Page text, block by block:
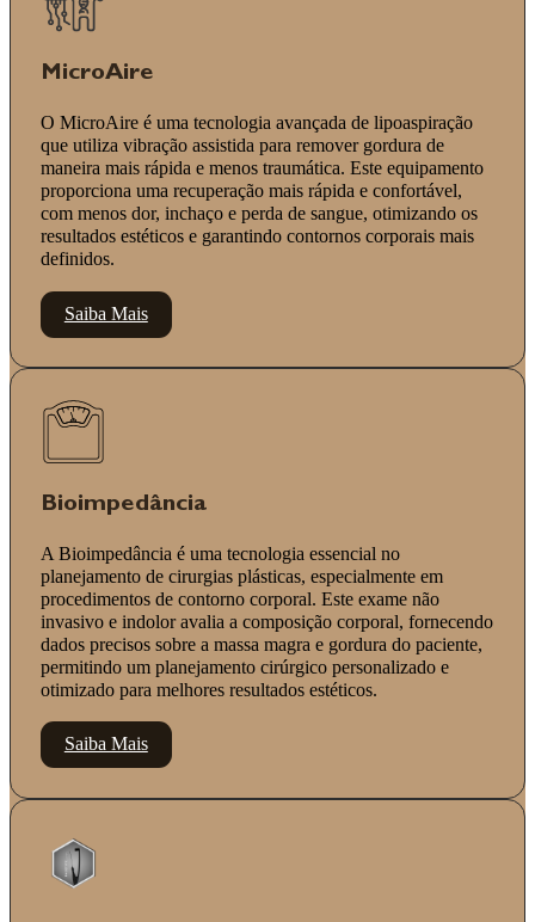
MicroAire
O MicroAire é uma tecnologia avançada de lipoaspiração
que utiliza vibração assistida para remover gordura de
maneira mais rápida e menos traumática. Este equipamento
proporciona uma recuperação mais rápida e confortável,
com menos dor, inchaço e perda de sangue, otimizando os
resultados estéticos e garantindo contornos corporais mais
definidos.
Saiba Mais
Bioimpedância
A Bioimpedância é uma tecnologia essencial no
planejamento de cirurgias plásticas, especialmente em
procedimentos de contorno corporal. Este exame não
invasivo e indolor avalia a composição corporal, fornecendo
dados precisos sobre a massa magra e gordura do paciente,
permitindo um planejamento cirúrgico personalizado e
otimizado para melhores resultados estéticos.
Saiba Mais